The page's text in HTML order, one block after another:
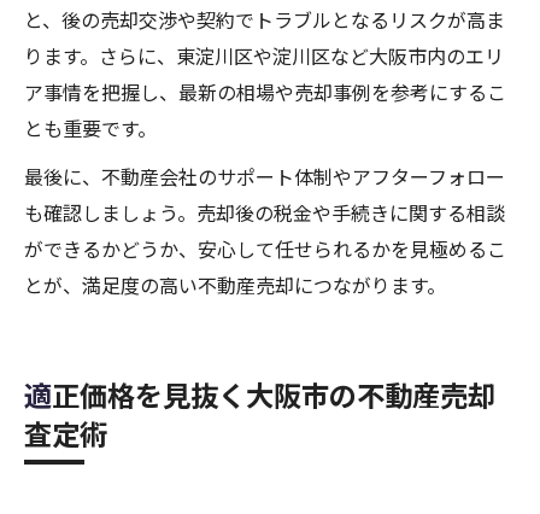
と、後の売却交渉や契約でトラブルとなるリスクが高ま
ります。さらに、東淀川区や淀川区など大阪市内のエリ
ア事情を把握し、最新の相場や売却事例を参考にするこ
とも重要です。
最後に、不動産会社のサポート体制やアフターフォロー
も確認しましょう。売却後の税金や手続きに関する相談
ができるかどうか、安心して任せられるかを見極めるこ
とが、満足度の高い不動産売却につながります。
適正価格を見抜く大阪市の不動産売却
査定術